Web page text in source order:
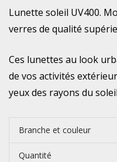
Lunette soleil UV400.
verres de qualité
Ces lunettes au look
de vos activités
yeux des rayons du
Branche et couleur
Quantité